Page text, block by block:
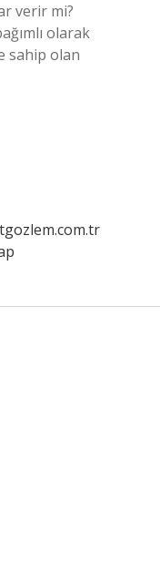
verir mi?
olarak
sahip olan